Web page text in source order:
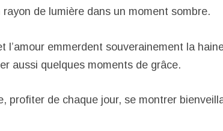
rayon de lumière dans un moment sombre.
l’amour emmerdent souverainement la
aussi quelques moments de grâce.
profiter de chaque jour, se montrer